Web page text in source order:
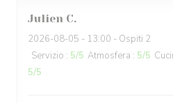
Julien C
2026-08-05 - 13:00 - Ospiti 2
Servizio : 5/5 Atmosfera : 5/5
5/5